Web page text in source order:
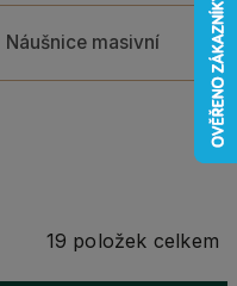
Náušnice masivní
19 položek celkem